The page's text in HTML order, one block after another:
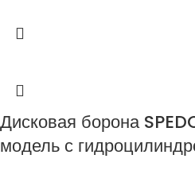
Дисковая борона
модель с